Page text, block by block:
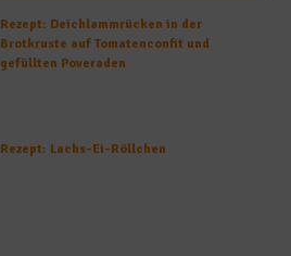
Rezept: Deichlammrücken in der
Brotkruste auf Tomatenconfit und
gefüllten Poveraden
Rezept: Lachs-Ei-Röllchen